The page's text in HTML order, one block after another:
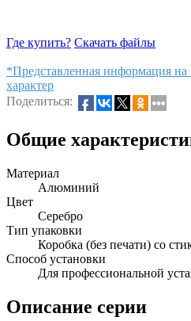
Где купить? Скачать файлы
*Представленная информация на
характер
Поделиться:
Общие
Материал
Алюминий
Цвет
Серебро
Тип упаковки
Коробка (без печати) со
Способ установки
Для профессиональной
Описание серии